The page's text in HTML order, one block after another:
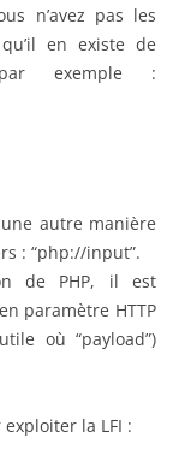
n’avez pas les
en existe de
exemple :
autre manière
: “php://input”.
de PHP, il est
paramètre HTTP
où “payload”)
la LFI :